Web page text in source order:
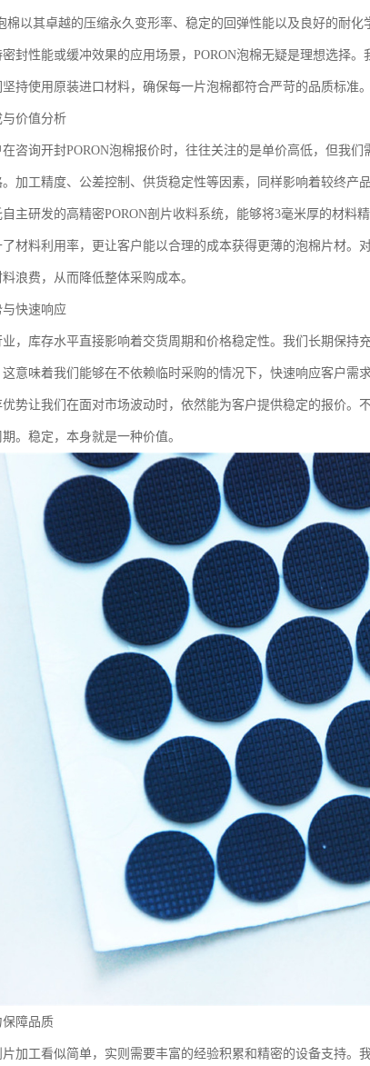
棉以其卓越的压缩永久变形率、稳定的回弹性能以及良好的耐
封性能或缓冲效果的应用场景，PORON泡棉无疑是理想选择
坚持使用原装进口材料，确保每一片泡棉都符合严苛的品质标准。
价值分析
咨询开封PORON泡棉报价时，往往关注的是单价高低，但我
加工精度、公差控制、供货稳定性等因素，同样影响着较终产品
主研发的高精密PORON剖片收料系统，能够将3毫米厚的材料
了材料利用率，更让客户能以合理的成本获得更薄的泡棉片材。
浪费，从而降低整体采购成本。
与快速响应
，库存水平直接影响着交货周期和价格稳定性。我们长期保持
意味着我们能够在不依赖临时采购的情况下，快速响应客户需
势让我们在面对市场波动时，依然能为客户提供稳定的报价。
。稳定，本身就是一种价值。
障品质
加工看似简单，实则需要丰富的经验积累和精密的设备支持。